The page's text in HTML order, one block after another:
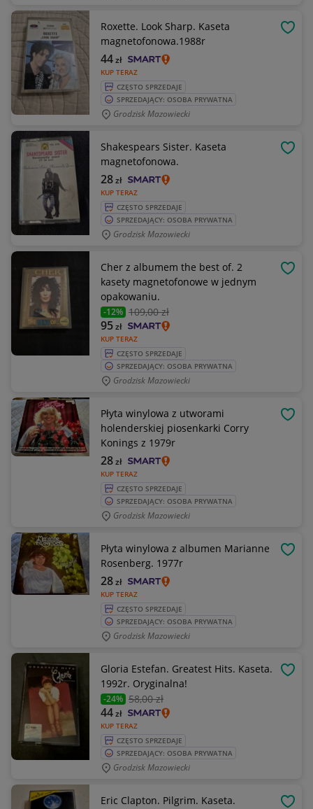
Roxette. Look Sharp. Kaseta
magnetofonowa.1988r
KUP TERAZ
44zł
CZĘSTO SPRZEDAJE
SPRZEDAJĄCY: OSOBA PRYWATNA
Grodzisk Mazowiecki
Shakespears Sister. Kaseta
magnetofonowa.
KUP TERAZ
28zł
CZĘSTO SPRZEDAJE
SPRZEDAJĄCY: OSOBA PRYWATNA
Grodzisk Mazowiecki
Cher z albumem the best of. 2
kasety magnetofonowe w jednym
opakowaniu.
-12% 109,00 zł
KUP TERAZ
95zł
CZĘSTO SPRZEDAJE
SPRZEDAJĄCY: OSOBA PRYWATNA
Grodzisk Mazowiecki
Płyta winylowa z utworami
holenderskiej piosenkarki Corry
Konings z 1979r
KUP TERAZ
28zł
CZĘSTO SPRZEDAJE
SPRZEDAJĄCY: OSOBA PRYWATNA
Grodzisk Mazowiecki
Płyta winylowa z albumen Marianne
Rosenberg. 1977r
KUP TERAZ
28zł
CZĘSTO SPRZEDAJE
SPRZEDAJĄCY: OSOBA PRYWATNA
Grodzisk Mazowiecki
Gloria Estefan. Greatest Hits. Kaseta.
1992r. Oryginalna!
-24% 58,00 zł
KUP TERAZ
44zł
CZĘSTO SPRZEDAJE
SPRZEDAJĄCY: OSOBA PRYWATNA
Grodzisk Mazowiecki
Eric Clapton. Pilgrim. Kaseta.